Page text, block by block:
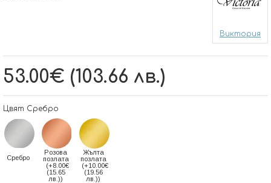
53.00€ (103.66 лв.)
Виктория
Цвят Сребро
Сребро
Розова
позлата
(+8.00€
(15.65
лв.))
Жълта
позлата
(+10.00€
(19.56
лв.))